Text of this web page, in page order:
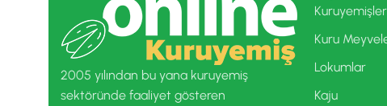
2005 yılından bu yana kuruyemiş
sektöründe faaliyet gösteren
Kuruyemişler
Kuru
Lokumlar
Kaju